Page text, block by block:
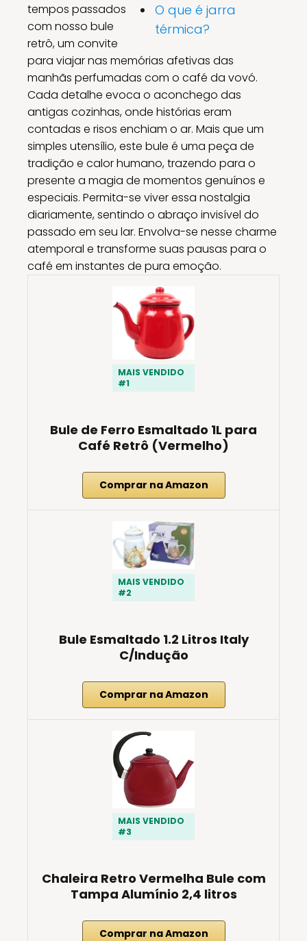
O que é jarra
térmica?
tempos passados
com nosso bule
retrô, um convite
para viajar nas memórias afetivas das
manhãs perfumadas com o café da vovó.
Cada detalhe evoca o aconchego das
antigas cozinhas, onde histórias eram
contadas e risos enchiam o ar. Mais que um
simples utensílio, este bule é uma peça de
tradição e calor humano, trazendo para o
presente a magia de momentos genuínos e
especiais. Permita-se viver essa nostalgia
diariamente, sentindo o abraço invisível do
passado em seu lar. Envolva-se nesse charme
atemporal e transforme suas pausas para o
café em instantes de pura emoção.
MAIS VENDIDO
#1
Bule de Ferro Esmaltado 1L para
Café Retrô (Vermelho)
Comprar na Amazon
MAIS VENDIDO
#2
Bule Esmaltado 1.2 Litros Italy
C/Indução
Comprar na Amazon
MAIS VENDIDO
#3
Chaleira Retro Vermelha Bule com
Tampa Alumínio 2,4 litros
Comprar na Amazon